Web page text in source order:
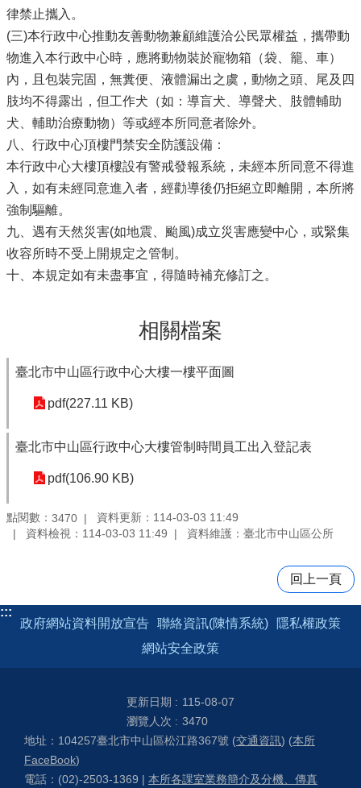
律禁止攜入。
(三)本行政中心推動友善動物兼顧維護洽公民眾權益，攜帶動
物進入本行政中心時，應將動物裝於寵物箱（袋、籠、車）
內，且包裝完固，無糞便、液體漏出之虞，動物之頭、尾及四
肢均不得露出，但工作犬（如：導盲犬、導聲犬、肢體輔助
犬、輔助治療動物）等或經本所同意者除外。
八、行政中心頂樓門禁安全防護設備：
本行政中心大樓頂樓設有警戒發報系統，未經本所同意不得進
入，如有未經同意進入者，經勸導後仍拒絕立即離開，本所將
強制驅離。
九、遇有天然災害(如地震、颱風)成立災害應變中心，或緊集
收容所時不受上開規定之管制。
十、本規定如有未盡事宜，得隨時補充修訂之。
相關檔案
臺北市中山區行政中心大樓一樓平面圖
pdf(227.11 KB)
臺北市中山區行政中心大樓管制時間員工出入登記表
pdf(106.90 KB)
點閱數： 3470
資料更新：114-03-03 11:49
資料檢視：114-03-03 11:49
資料維護：臺北市中山區公所
回上一頁
:::
政府網站資料開放宣告 聯絡資訊(陳情系統)
隱私權政策
網站安全政策
更新日期
115-08-07
瀏覽人次
3470
地址：104257臺北市中山區松江路367號 (交通資訊) (本所
FaceBook)
電話：(02)-2503-1369 | 本所各課室業務簡介及分機、傳真